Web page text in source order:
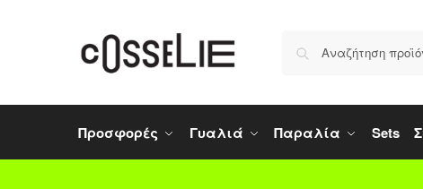
Προσφορές Γυαλιά Παραλία Sets